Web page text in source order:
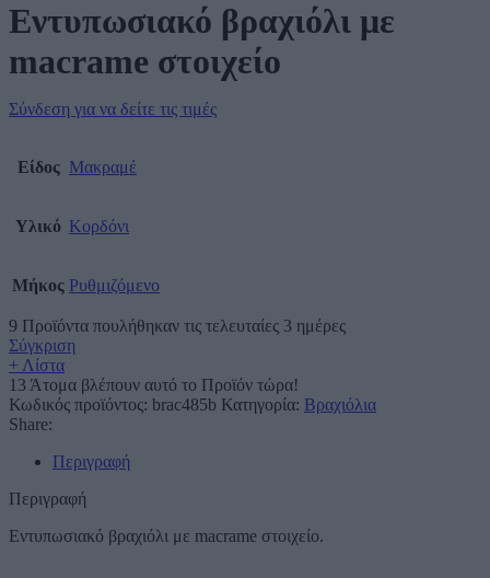
Εντυπωσιακό βραχιόλι με
macrame στοιχείο
Σύνδεση για να δείτε τις τιμές
Είδος Μακραμέ
Υλικό Κορδόνι
Μήκος Ρυθμιζόμενο
9 Προϊόντα πουλήθηκαν τις τελευταίες 3 ημέρες
Σύγκριση
+ Λίστα
13 Άτομα βλέπουν αυτό το Προϊόν τώρα!
Κωδικός προϊόντος: brac485b Κατηγορία: Βραχιόλια
Share:
Περιγραφή
Περιγραφή
Εντυπωσιακό βραχιόλι με macrame στοιχείο.